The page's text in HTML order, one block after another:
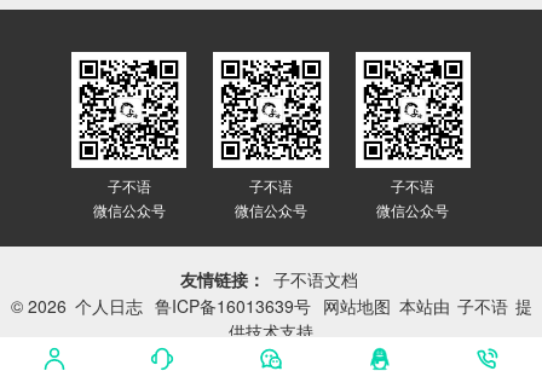
子不语
微信公众号
子不语
微信公众号
子不语
微信公众号
友情链接： 子不语文档
© 2026 个人日志 鲁ICP备16013639号 网站地图 本站由 子不语 提
供技术支持
网站已平稳运行：
3415天 21小时 19分 52秒